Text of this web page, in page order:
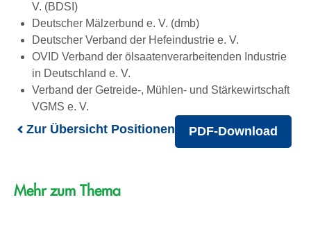
V. (BDSI)
Deutscher Mälzerbund e. V. (dmb)
Deutscher Verband der Hefeindustrie e. V.
OVID Verband der ölsaatenverarbeitenden Industrie
in Deutschland e. V.
Verband der Getreide-, Mühlen- und Stärkewirtschaft
VGMS e. V.
Zur Übersicht Positionen PDF-Download
Mehr zum Thema